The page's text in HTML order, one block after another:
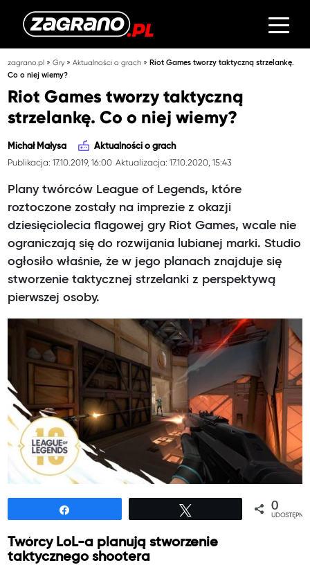
zagrano.pl »Gry»Aktualności o grach »Riot Games tworzy taktyczną strzelankę.
Co o niej wiemy?
Riot Games tworzy taktyczną
strzelankę. Co o niej wiemy?
Michał Małysa Aktualności o grach
Publikacja: 17.10.2019, 16:00 Aktualizacja: 17.10.2020, 15:43
Plany twórców League of Legends, które
roztoczone zostały na imprezie z okazji
dziesięciolecia flagowej gry Riot Games, wcale nie
ograniczają się do rozwijania lubianej marki. Studio
ogłosiło właśnie, że w jego planach znajduje się
stworzenie taktycznej strzelanki z perspektywą
pierwszej osoby.
0
Twórcy LoL-a planują stworzenie
taktycznego shootera